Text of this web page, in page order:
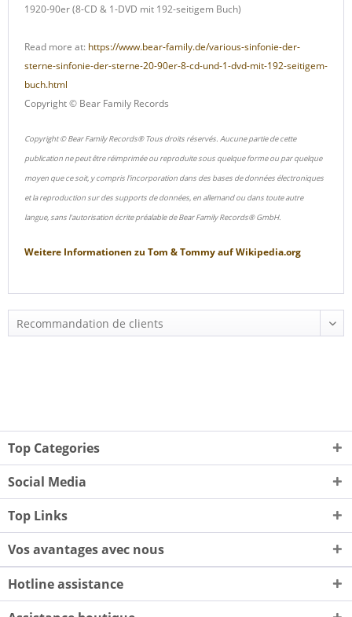
1920-90er (8-CD & 1-DVD mit 192-seitigem Buch)
Read more at: https://www.bear-family.de/various-sinfonie-der-
sterne-sinfonie-der-sterne-20-90er-8-cd-und-1-dvd-mit-192-seitigem-
buch.html
Copyright © Bear Family Records
Copyright © Bear Family Records® Tous droits réservés. Aucune partie de cette
publication ne peut être réimprimée ou reproduite sous quelque forme ou par quelque
moyen que ce soit, y compris l'incorporation dans des bases de données électroniques
et la reproduction sur des supports de données, en allemand ou dans toute autre
langue, sans l'autorisation écrite préalable de Bear Family Records® GmbH.
Weitere Informationen zu Tom & TommyaufWikipedia.org
Top Categories
Social Media
Top Links
Vos avantages avec nous
Hotline assistance